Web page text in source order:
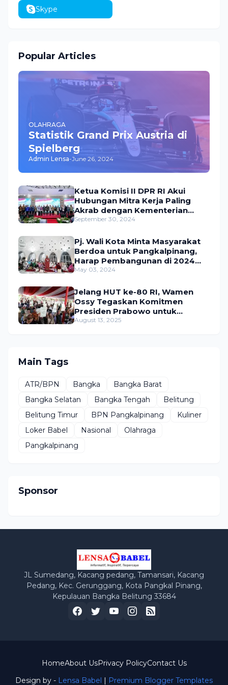
Skype
Popular Articles
OLAHRAGA
Statistik Grand Prix Austria di
Spielberg
Admin Lensa-June 26, 2024
Ketua Komisi II DPR RI Akui
Hubungan Mitra Kerja Paling
Akrab dengan Kementerian
ATR/BPN
September 30, 2024
Pj. Wali Kota Minta Masyarakat
Berdoa untuk Pangkalpinang,
Harap Pembangunan di 2024
Berjalan Lancar
May 03, 2024
Jelang HUT ke-80 RI, Wamen
Ossy Tegaskan Komitmen
Presiden Prabowo untuk
Menyejahterakan Rakyat
August 13, 2025
Main Tags
ATR/BPN Bangka
Bangka Barat
Bangka Selatan
Bangka Tengah
Belitung
Belitung Timur
BPN Pangkalpinang
Kuliner
Loker Babel
Nasional
Olahraga
Pangkalpinang
Sponsor
JL Sumedang, Kacang pedang, Tamansari, Kacang
Pedang, Kec. Gerunggang, Kota Pangkal Pinang,
Kepulauan Bangka Belitung 33684
Design by - Lensa Babel | Premium Blogger Templates
HomeAbout UsPrivacy PolicyContact Us